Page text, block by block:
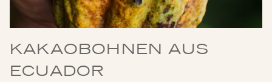
KAKAOBOHNEN AUS
ECUADOR